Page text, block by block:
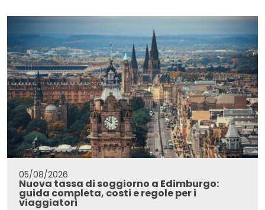
05/08/2026
Nuova tassa di soggiorno a Edimburgo:
guida completa, costi e regole per i
viaggiatori